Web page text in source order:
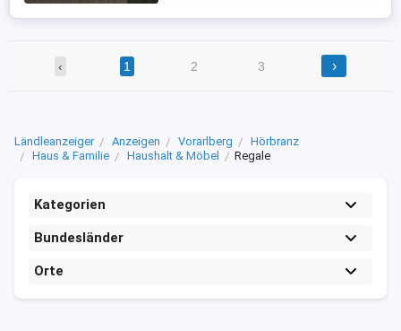
‹ 1 2 3 ›
Ländleanzeiger Anzeigen Vorarlberg
Hörbranz
Haus & Familie
Haushalt & Möbel Regale
Kategorien
Bundesländer
Orte